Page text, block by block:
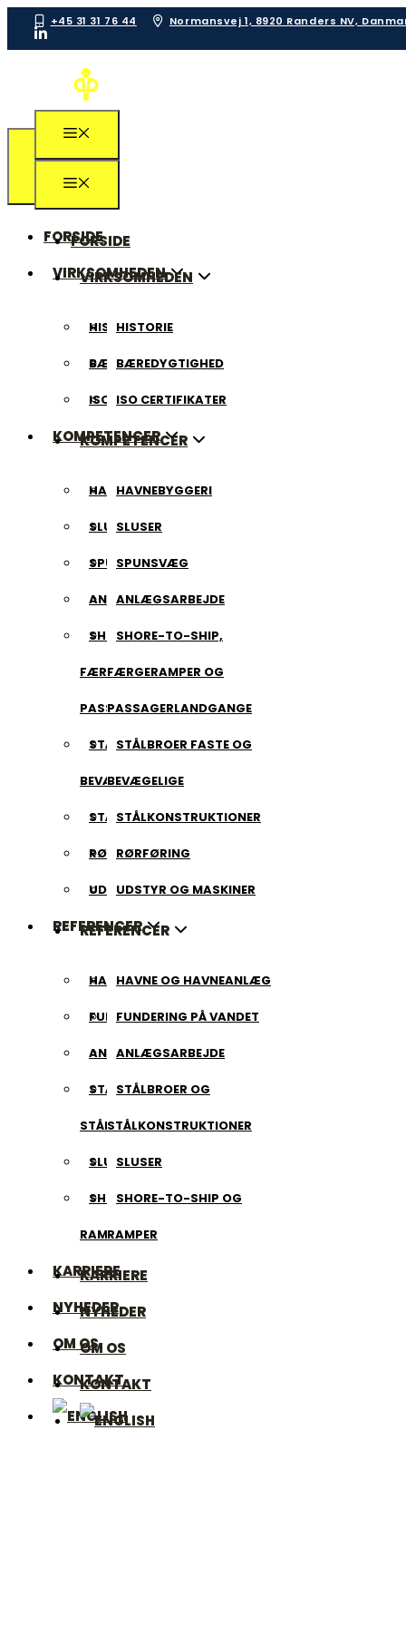
+45 31 31 76 44 Normansvej 1, 8920 Randers NV,
FORSIDE
VIRKSOMHEDEN
HISTORIE
BÆREDYGTIGHED
ISO CERTIFIKATER
KOMPETENCER
HAVNEBYGGERI
SLUSER
SPUNSVÆG
ANLÆGSARBEJDE
SHORE-TO-SHIP,
FÆRGERAMPER OG
PASSAGERLANDGANGE
STÅLBROER FASTE OG
BEVÆGELIGE
STÅLKONSTRUKTIONER
RØRFØRING
UDSTYR OG MASKINER
REFERENCER
HAVNE OG HAVNEANLÆG
FUNDERING PÅ VANDET
ANLÆGSARBEJDE
STÅLBROER OG
STÅLKONSTRUKTIONER
SLUSER
SHORE-TO-SHIP OG
RAMPER
KARRIERE
NYHEDER
OM OS
KONTAKT
FORSIDE
VIRKSOMHEDEN
HISTORIE
BÆREDYGTIGHED
ISO CERTIFIKATER
KOMPETENCER
HAVNEBYGGERI
SLUSER
SPUNSVÆG
ANLÆGSARBEJDE
SHORE-TO-SHIP,
FÆRGERAMPER OG
PASSAGERLANDGANGE
STÅLBROER FASTE OG
BEVÆGELIGE
STÅLKONSTRUKTIONER
RØRFØRING
UDSTYR OG MASKINER
REFERENCER
HAVNE OG HAVNEANLÆG
FUNDERING PÅ VANDET
ANLÆGSARBEJDE
STÅLBROER OG
STÅLKONSTRUKTIONER
SLUSER
SHORE-TO-SHIP OG
RAMPER
KARRIERE
NYHEDER
OM OS
KONTAKT